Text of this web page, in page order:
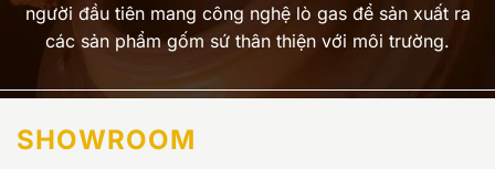
người đầu tiên mang công nghệ lò gas để sản xuất ra
các sản phẩm gốm sứ thân thiện với môi trường.
SHOWROOM